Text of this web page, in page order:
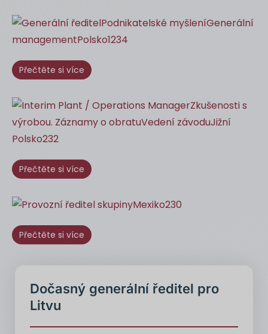
Přečtěte si více
Přečtěte si více
Přečtěte si více
Dočasný generální ředitel pro
Litvu